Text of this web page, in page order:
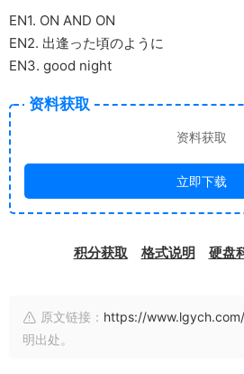
EN1. ON AND ON
EN2. 出逢った頃のように
EN3. good night
资料获取
资料获取
立即下载
积分获取 格式说明 硬盘
原文链接： https://
明出处。